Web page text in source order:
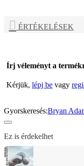
ÉRTÉKELÉSEK
Írj véleményt a
Kérjük, lépj be vagy
Gyorskeresés:Bryan
Ez is érdekelhet